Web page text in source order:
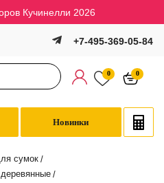
Кучинелли 2026
+7-495-369-05-84
0 0
Новинки
сумок /
/